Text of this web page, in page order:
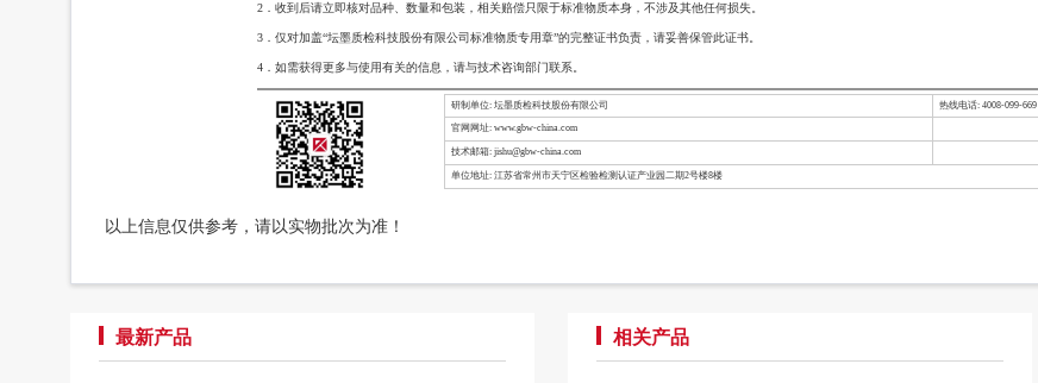
2．收到后请立即核对品种、数量和包装，相关赔偿只限于标准物质本身，不涉及其他任何损失。
3．仅对加盖“坛墨质检科技股份有限公司标准物质专用章”的完整证书负责，请妥善保管此证书。
4．如需获得更多与使用有关的信息，请与技术咨询部门联系。
研制单位: 坛墨质检科技股份有限公司 热线电话: 4008-099-669
官网网址: www.gbw-china.com
技术邮箱: jishu@gbw-china.com
单位地址: 江苏省常州市天宁区检验检测认证产业园二期2号楼8楼
以上信息仅供参考，请以实物批次为准！
最新产品 相关产品